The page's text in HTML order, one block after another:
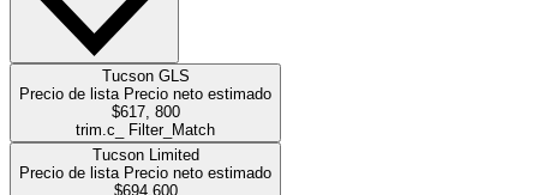
Tucson GLS
Precio de lista Precio neto estimado
$617, 800
trim.c_ Filter_Match
Tucson Limited
Precio de lista Precio neto estimado
$694,600